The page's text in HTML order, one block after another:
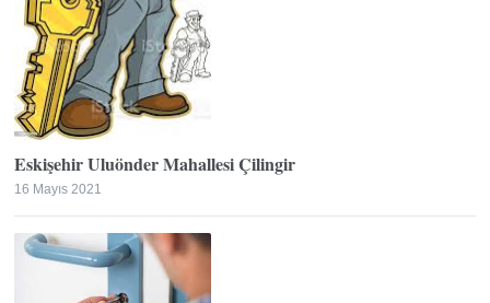
Eskişehir Uluönder Mahallesi Çilingir
16 Mayıs 2021